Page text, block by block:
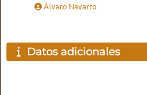
Álvaro Navarro
Datos adicionales